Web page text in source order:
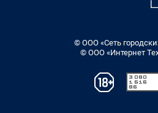
© ООО «Сеть
© ООО «Интернет